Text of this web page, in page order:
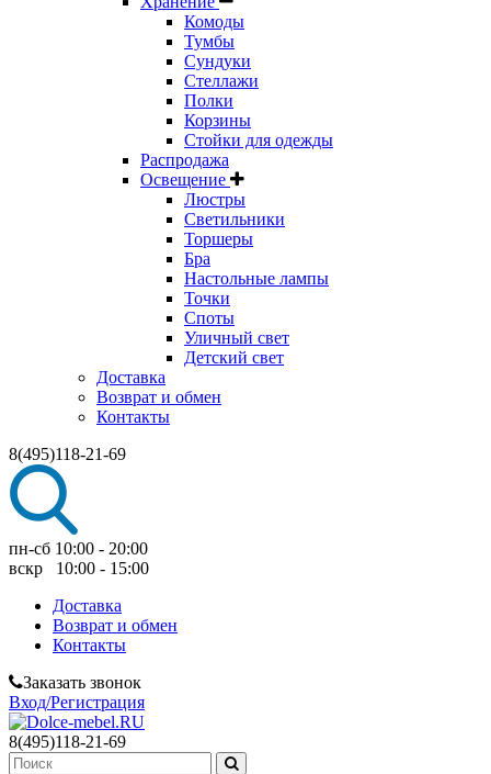
Комоды
Тумбы
Сундуки
Стеллажи
Полки
Корзины
Стойки для одежды
Распродажа
Освещение
Люстры
Светильники
Торшеры
Бра
Настольные лампы
Точки
Споты
Уличный свет
Детский свет
Доставка
Возврат и обмен
Контакты
8(495)118-21-69
пн-сб 10:00 - 20:00
вскр 10:00 - 15:00
Доставка
Возврат и обмен
Контакты
Заказать звонок
Вход/Регистрация
8(495)118-21-69